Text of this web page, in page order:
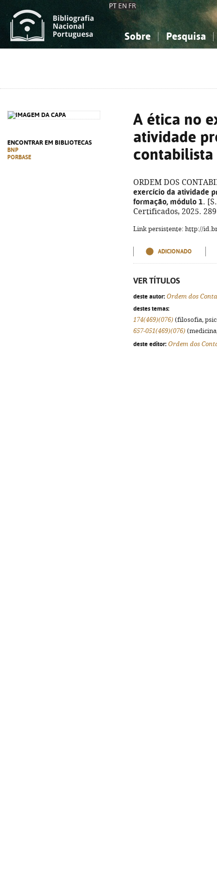
PT EN FR
Sobre Pesquisa
ENCONTRAR EM BIBLIOTECAS
BNP
PORBASE
A ética no
atividade
ORDEM DOS
exercício da atividade
formação, módulo 1.
Certificados, 2025.
Link persistente: http://
ADICIONADO
VER TÍTULOS
deste autor: Ordem dos
destes temas:
174(469)(076) (filosofia,
657-051(469)(076)
deste editor: Ordem dos